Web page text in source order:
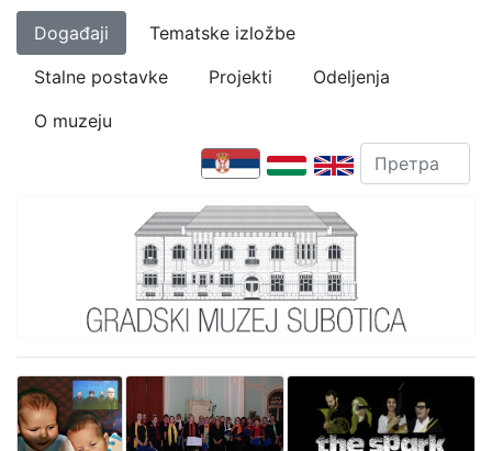
Događaji
Tematske izložbe
Stalne postavke
Projekti
Odeljenja
O muzeju